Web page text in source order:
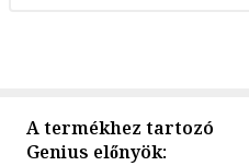
A termékhez tartozó
Genius előnyök: